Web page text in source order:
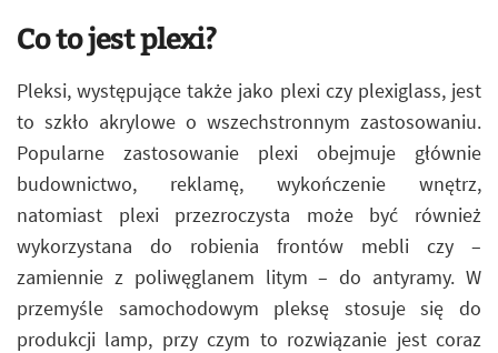
Co to jest plexi?
Pleksi, występujące także jako plexi czy plexiglass, jest
to szkło akrylowe o wszechstronnym zastosowaniu.
Popularne zastosowanie plexi obejmuje głównie
budownictwo, reklamę, wykończenie wnętrz,
natomiast plexi przezroczysta może być również
wykorzystana do robienia frontów mebli czy –
zamiennie z poliwęglanem litym – do antyramy. W
przemyśle samochodowym pleksę stosuje się do
produkcji lamp, przy czym to rozwiązanie jest coraz